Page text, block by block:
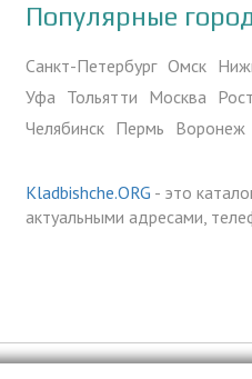
Популярные
Санкт-Петербург Омск
Уфа Тольятти Москва
Челябинск Пермь Воронеж
Kladbishche.ORG - это
актуальными адресами,